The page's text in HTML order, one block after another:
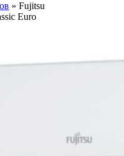
» Fujitsu
Euro